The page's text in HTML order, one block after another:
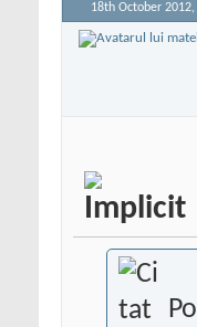
18th October 2012,